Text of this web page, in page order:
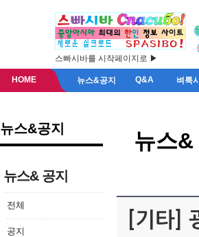
스빠시바를 시작페이지로 ▶
HOME 뉴스&공지 Q&A 벼룩
뉴스&공지
뉴스& 공지
전체
공지
뉴스&
[기타]